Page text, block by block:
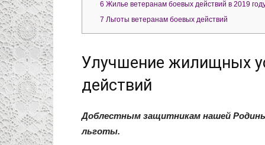
6 Жилье ветеранам боевых действий в 2019
7 Льготы ветеранам боевых действий
Улучшение жилищных
действий
Доблестным защитникам нашей
льготы.